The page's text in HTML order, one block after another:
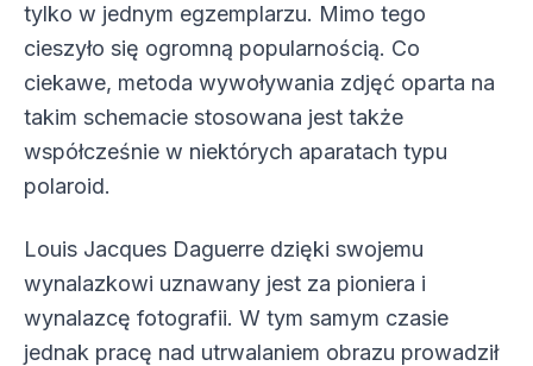
tylko w jednym egzemplarzu. Mimo tego
cieszyło się ogromną popularnością. Co
ciekawe, metoda wywoływania zdjęć oparta na
takim schemacie stosowana jest także
współcześnie w niektórych aparatach typu
polaroid.
Louis Jacques Daguerre dzięki swojemu
wynalazkowi uznawany jest za pioniera i
wynalazcę fotografii. W tym samym czasie
jednak pracę nad utrwalaniem obrazu prowadził